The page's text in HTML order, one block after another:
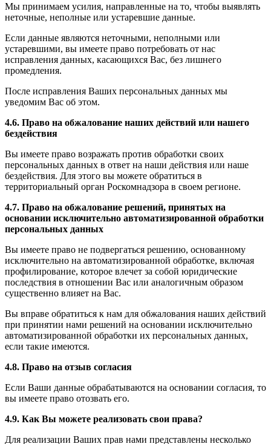
Мы принимаем усилия, направленные на то, чтобы выявлять
неточные, неполные или устаревшие данные.
Если данные являются неточными, неполными или
устаревшими, вы имеете право потребовать от нас
исправления данных, касающихся Вас, без лишнего
промедления.
После исправления Ваших персональных данных мы
уведомим Вас об этом.
4.6. Право на обжалование наших действий или нашего
бездействия
Вы имеете право возражать против обработки своих
персональных данных в ответ на наши действия или наше
бездействия. Для этого вы можете обратиться в
территориальный орган Роскомнадзора в своем регионе.
4.7. Право на обжалование решений, принятых на
основании исключительно автоматизированной обработки
персональных данных
Вы имеете право не подвергаться решению, основанному
исключительно на автоматизированной обработке, включая
профилирование, которое влечет за собой юридические
последствия в отношении Вас или аналогичным образом
существенно влияет на Вас.
Вы вправе обратиться к нам для обжалования наших действий
при принятии нами решений на основании исключительно
автоматизированной обработки их персональных данных,
если такие имеются.
4.8. Право на отзыв согласия
Если Ваши данные обрабатываются на основании согласия, то
вы имеете право отозвать его.
4.9. Как Вы можете реализовать свои права?
Для реализации Ваших прав нами представлены несколько